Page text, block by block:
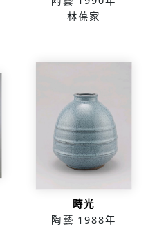
林葆家
時光
陶藝 1988年